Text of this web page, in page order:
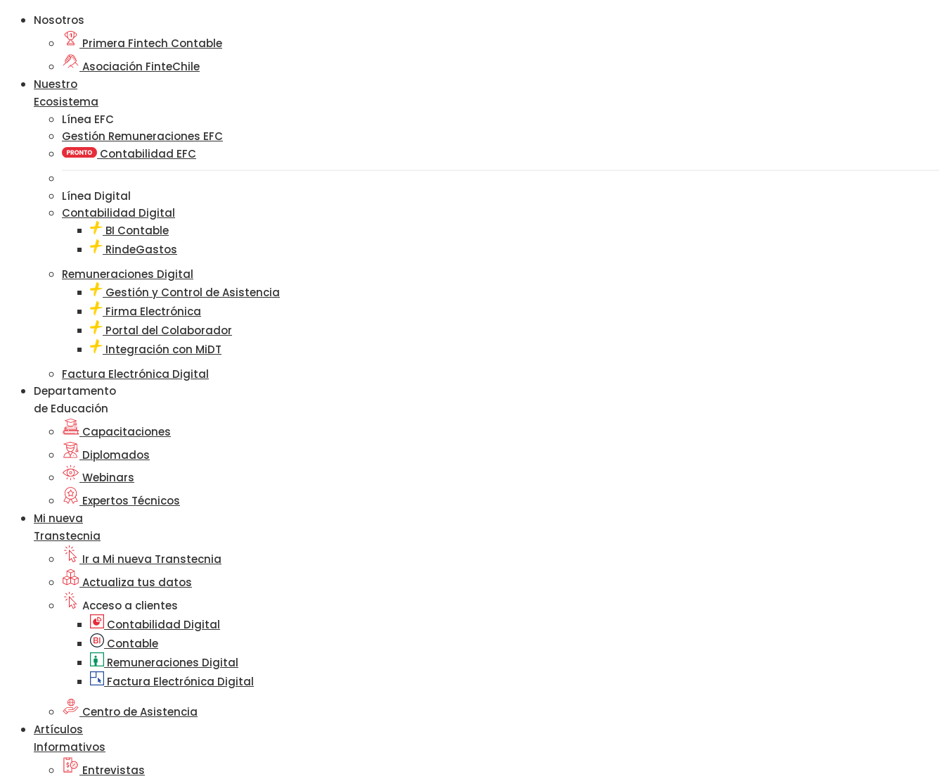
Nosotros
Primera Fintech Contable
Asociación FinteChile
Nuestro
Ecosistema
Línea EFC
Gestión Remuneraciones EFC
Contabilidad EFC
Línea Digital
Contabilidad Digital
BI Contable
RindeGastos
Remuneraciones Digital
Gestión y Control de Asistencia
Firma Electrónica
Portal del Colaborador
Integración con MiDT
Factura Electrónica Digital
Departamento
de Educación
Capacitaciones
Diplomados
Webinars
Expertos Técnicos
Mi nueva
Transtecnia
Ir a Mi nueva Transtecnia
Actualiza tus datos
Acceso a clientes
Contabilidad Digital
Contable
Remuneraciones Digital
Factura Electrónica Digital
Centro de Asistencia
Artículos
Informativos
Entrevistas